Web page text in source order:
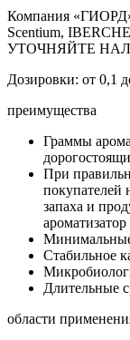
Компания «ГИОРД»
Scentium,
УТОЧНЯЙТЕ
Дозировки: от 0,1
преимущества
Граммы
При
покупателей
запаха и
Минимальные
Стабильное
Длительные
области